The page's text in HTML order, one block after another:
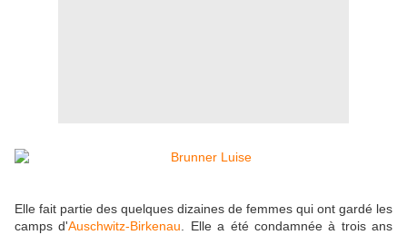
Elle fait partie des quelques dizaines de femmes qui ont gardé les
camps d'Auschwitz-Birkenau . Elle a été condamnée à trois ans